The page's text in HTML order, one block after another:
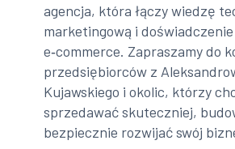
agencja, która łączy wiedzę
marketingową i
e‑commerce. Zapraszamy do
przedsiębiorców z
Kujawskiego i okolic, którzy
sprzedawać skuteczniej,
bezpiecznie rozwijać swój